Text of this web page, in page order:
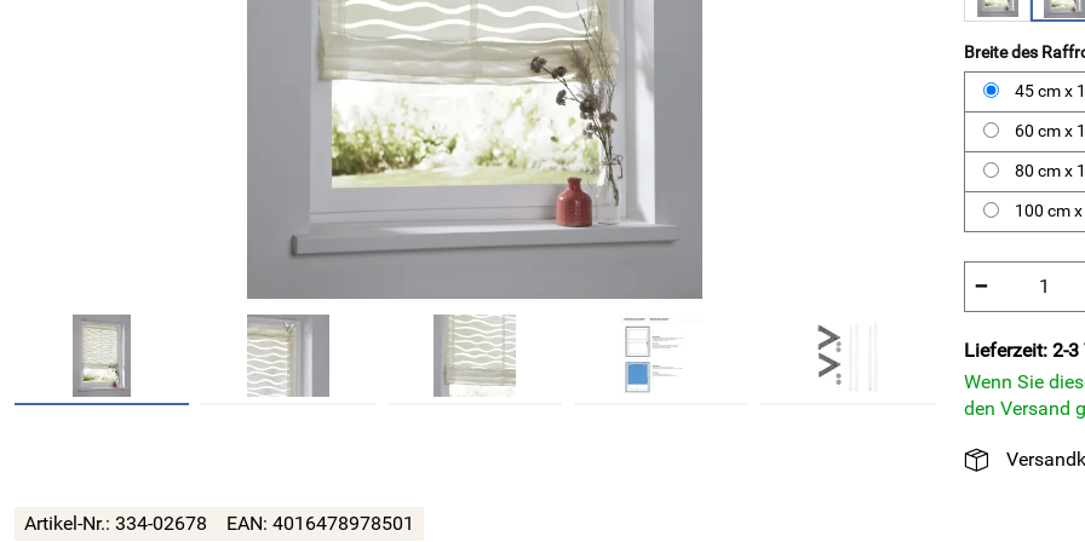
Breite des
45 cm x
60 cm x
80 cm x
100 cm
−
Lieferzeit: 2-3
Wenn Sie
den Versand
Artikel-Nr.: 334-02678 EAN: 4016478978501